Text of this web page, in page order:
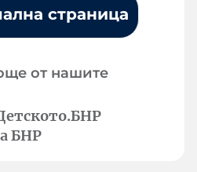
страница
от нашите
БНР